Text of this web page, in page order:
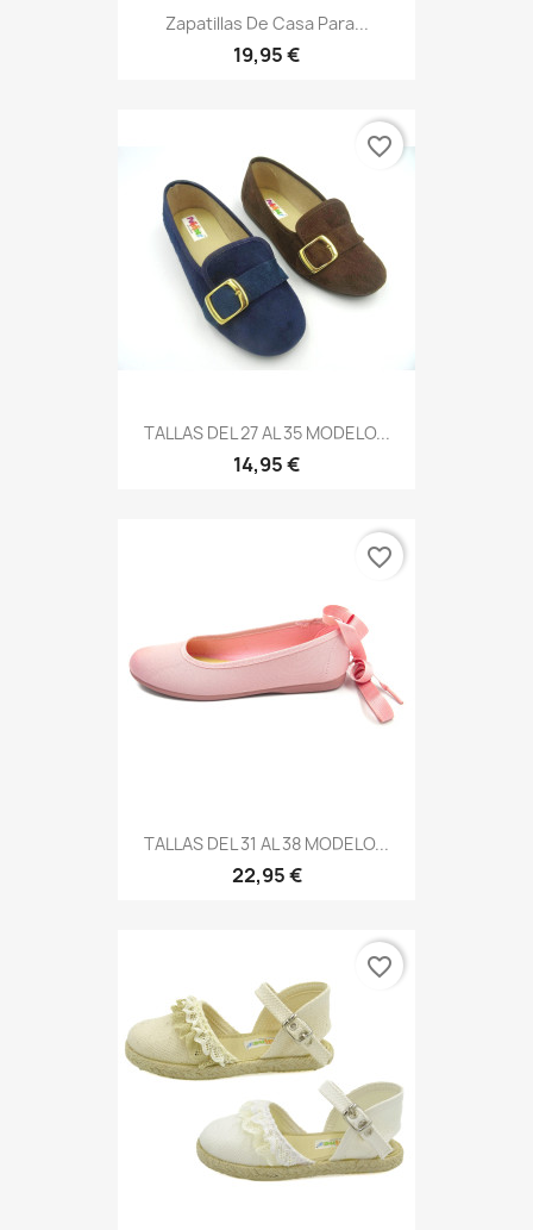
Zapatillas De Casa Para...
19,95 €
TALLAS DEL 27 AL 35 MODELO...
14,95 €
favorite_border
TALLAS DEL 31 AL 38 MODELO...
22,95 €
favorite_border
favorite_border